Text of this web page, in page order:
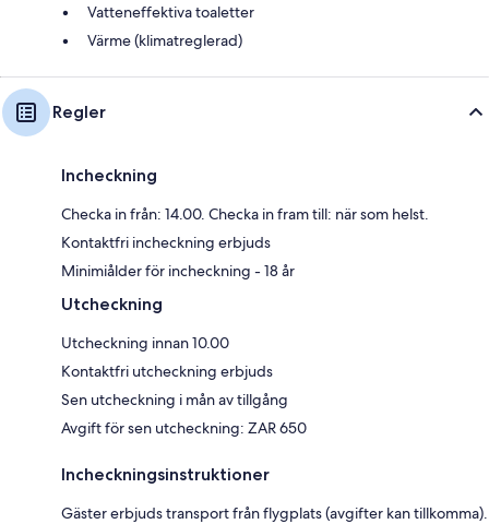
Vatteneffektiva toaletter
Värme (klimatreglerad)
Regler
Incheckning
Checka in från: 14.00. Checka in fram till: när som helst.
Kontaktfri incheckning erbjuds
Minimiålder för incheckning - 18 år
Utcheckning
Utcheckning innan 10.00
Kontaktfri utcheckning erbjuds
Sen utcheckning i mån av tillgång
Avgift för sen utcheckning: ZAR 650
Incheckningsinstruktioner
Gäster erbjuds transport från flygplats (avgifter kan tillkomma).